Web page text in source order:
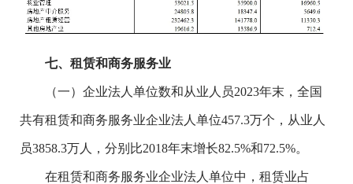
七、租赁和商务服务业
（一）企业法人单位数和从业人员2023年末，全国
共有租赁和商务服务业企业法人单位457.3万个，从业人
员3858.3万人，分别比2018年末增长82.5%和72.5%。
在租赁和商务服务业企业法人单位中，租赁业占